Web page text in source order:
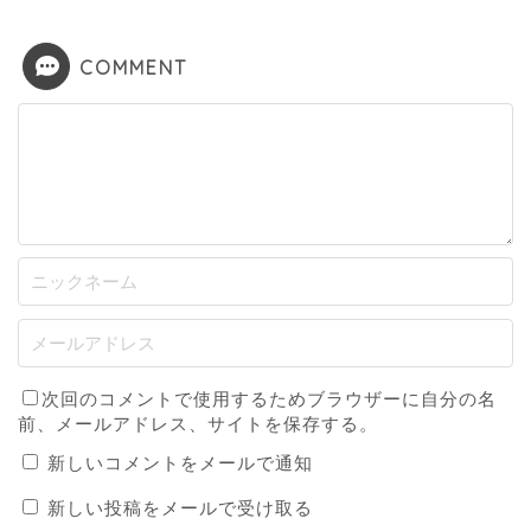
COMMENT
次回のコメントで使用するためブラウザーに自分の名
前、メールアドレス、サイトを保存する。
新しいコメントをメールで通知
新しい投稿をメールで受け取る